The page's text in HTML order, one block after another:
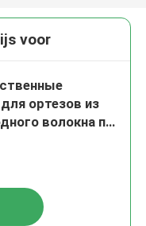
voor
ортезов из
волокна по